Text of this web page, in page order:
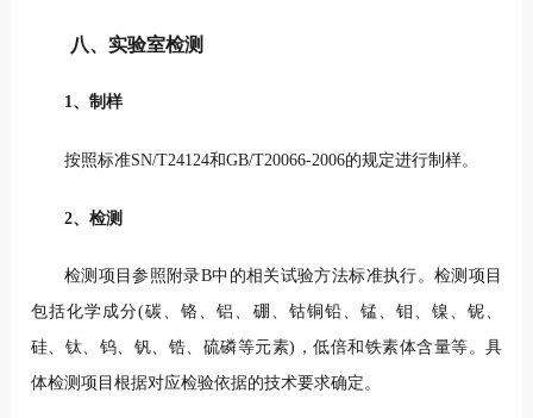
八、实验室检测
1、制样
按照标准SN/T24124和GB/T20066-2006的规定进行制样。
2、检测
检测项目参照附录B中的相关试验方法标准执行。检测项目
包括化学成分(碳、铬、铝、硼、钴铜铅、锰、钼、镍、铌、
硅、钛、钨、钒、锆、硫磷等元素)，低倍和铁素体含量等。具
体检测项目根据对应检验依据的技术要求确定。